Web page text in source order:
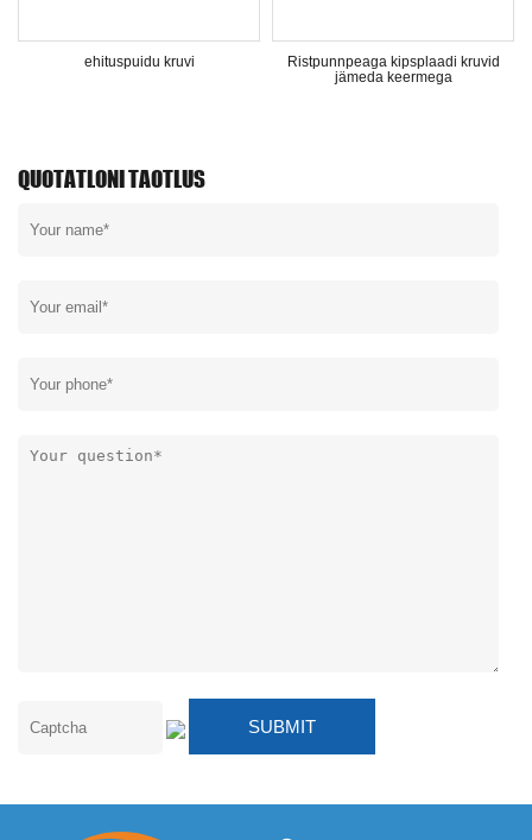
ehituspuidu kruvi
Ristpunnpeaga kipsplaadi kruvid
jämeda keermega
QUOTATLONI TAOTLUS